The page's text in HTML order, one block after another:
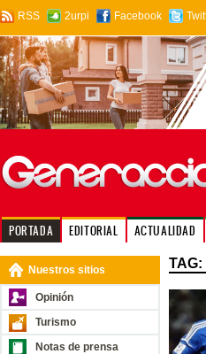
RSS 2urpi Facebook
PORTADA EDITORIAL ACTUALIDAD
Nuestros sitios
Opinión
Turismo
Notas de prensa
TAG: